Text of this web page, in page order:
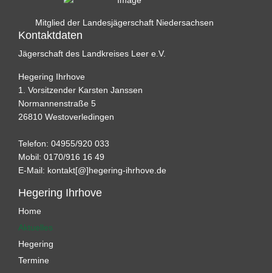
Mitglied der Landesjägerschaft Niedersachsen
Kontaktdaten
Jägerschaft des Landkreises Leer e.V.
Hegering Ihrhove
1. Vorsitzender Karsten Janssen
Normannenstraße 5
26810 Westoverledingen
Telefon: 04955/920 033
Mobil: 0170/916 16 49
E-Mail: kontakt[@]hegering-ihrhove.de
Hegering Ihrhove
Home
Aktuelles
Hegering
Termine